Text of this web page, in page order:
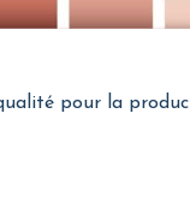
pour la